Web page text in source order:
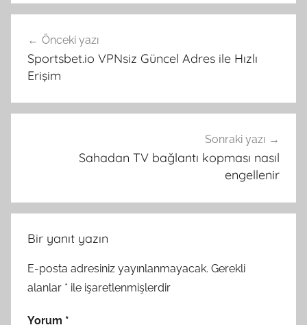
gezinmesi
Önceki yazı
Sportsbet.io VPNsiz Güncel Adres ile Hızlı
Erişim
Sonraki yazı
Sahadan TV bağlantı kopması nasıl
engellenir
Bir yanıt yazın
E-posta adresiniz yayınlanmayacak. Gerekli
alanlar * ile işaretlenmişlerdir
Yorum *